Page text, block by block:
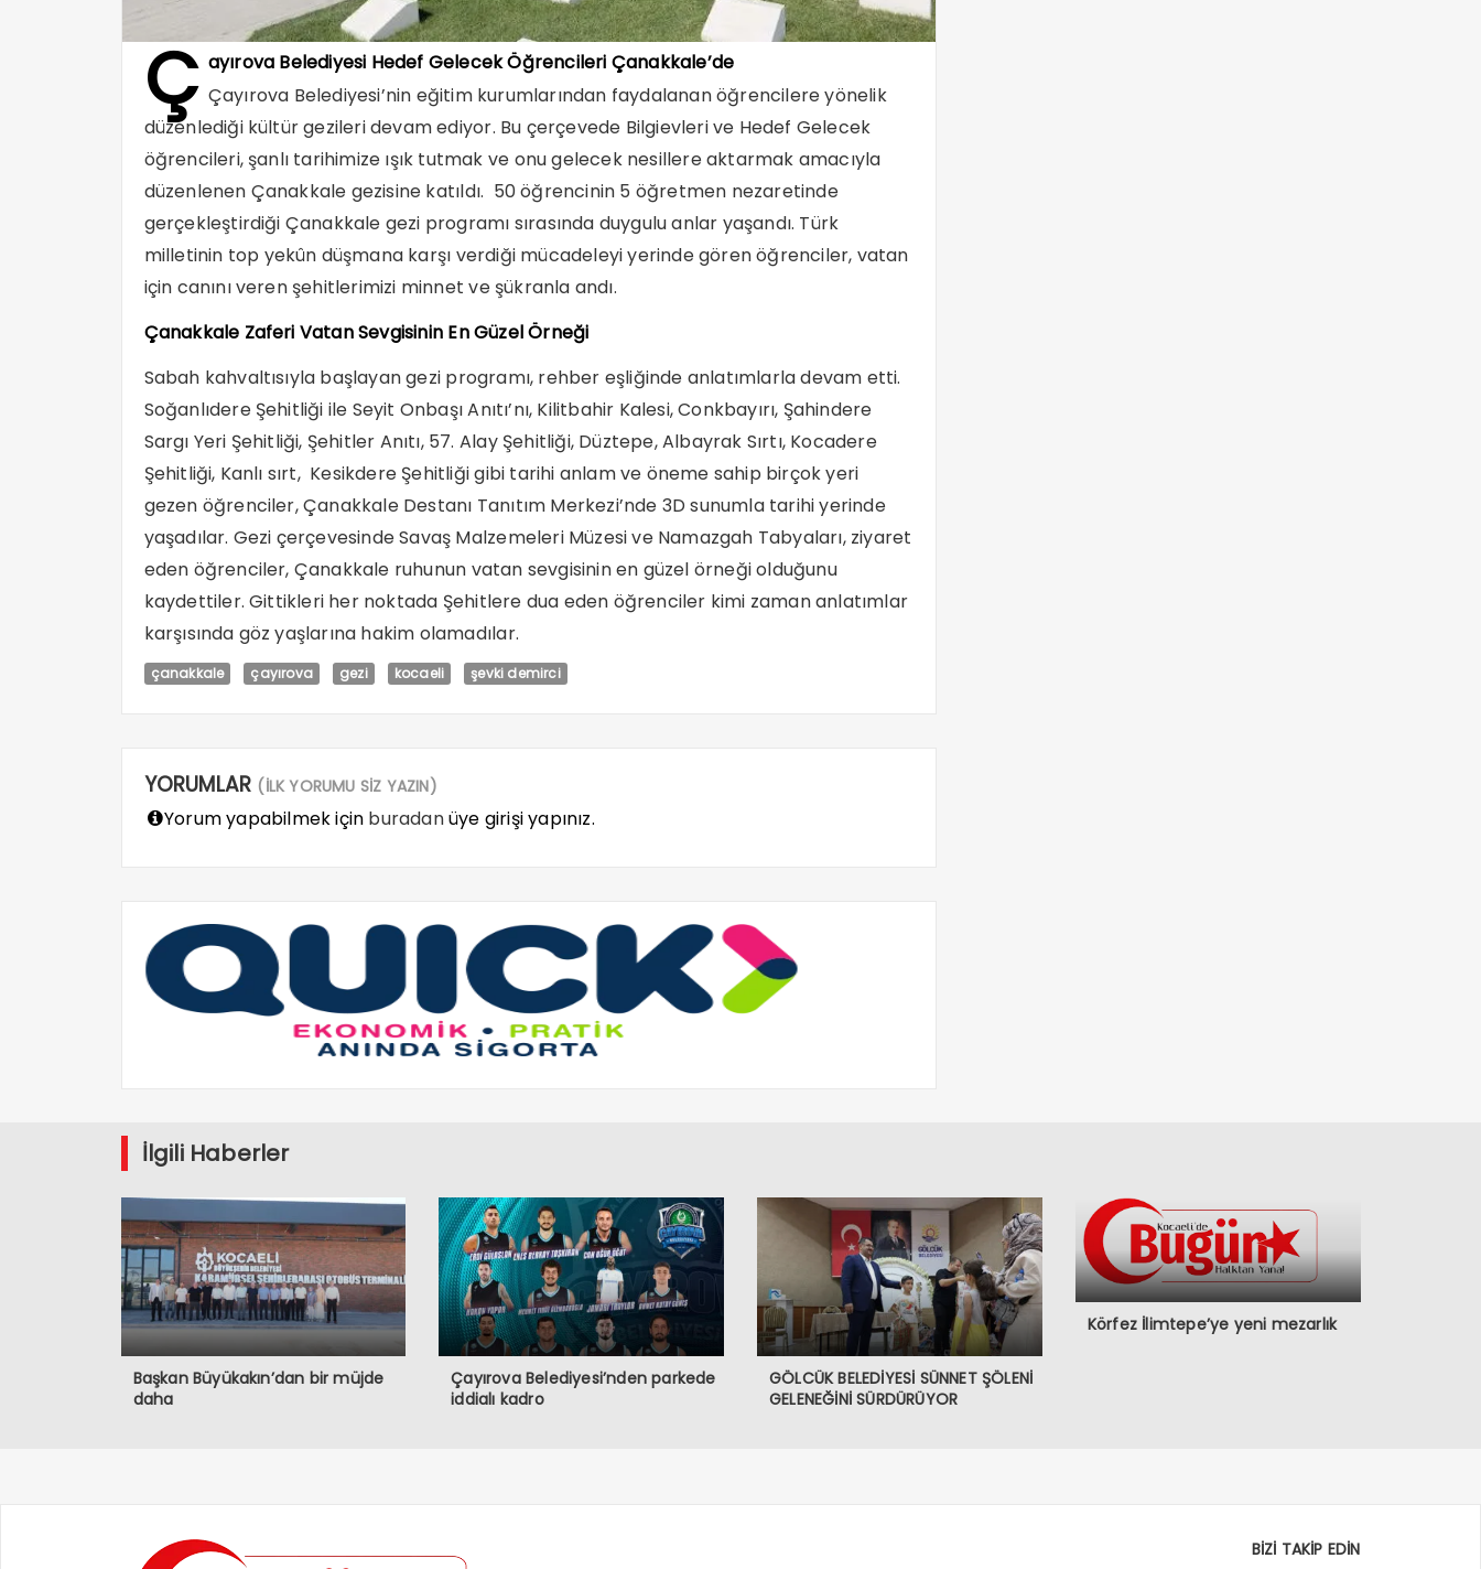
Ç ayırova Belediyesi Hedef Gelecek Öğrencileri Çanakkale’de
Çayırova Belediyesi’nin eğitim kurumlarından faydalanan öğrencilere yönelik
düzenlediği kültür gezileri devam ediyor. Bu çerçevede Bilgievleri ve Hedef Gelecek
öğrencileri, şanlı tarihimize ışık tutmak ve onu gelecek nesillere aktarmak amacıyla
düzenlenen Çanakkale gezisine katıldı. 50 öğrencinin 5 öğretmen nezaretinde
gerçekleştirdiği Çanakkale gezi programı sırasında duygulu anlar yaşandı. Türk
milletinin top yekûn düşmana karşı verdiği mücadeleyi yerinde gören öğrenciler, vatan
için canını veren şehitlerimizi minnet ve şükranla andı.
Çanakkale Zaferi Vatan Sevgisinin En Güzel Örneği
Sabah kahvaltısıyla başlayan gezi programı, rehber eşliğinde anlatımlarla devam etti.
Soğanlıdere Şehitliği ile Seyit Onbaşı Anıtı’nı, Kilitbahir Kalesi, Conkbayırı, Şahindere
Sargı Yeri Şehitliği, Şehitler Anıtı, 57. Alay Şehitliği, Düztepe, Albayrak Sırtı, Kocadere
Şehitliği, Kanlı sırt, Kesikdere Şehitliği gibi tarihi anlam ve öneme sahip birçok yeri
gezen öğrenciler, Çanakkale Destanı Tanıtım Merkezi’nde 3D sunumla tarihi yerinde
yaşadılar. Gezi çerçevesinde Savaş Malzemeleri Müzesi ve Namazgah Tabyaları, ziyaret
eden öğrenciler, Çanakkale ruhunun vatan sevgisinin en güzel örneği olduğunu
kaydettiler. Gittikleri her noktada Şehitlere dua eden öğrenciler kimi zaman anlatımlar
karşısında göz yaşlarına hakim olamadılar.
çanakkale çayırova gezi kocaeli şevki demirci
YORUMLAR (İLK YORUMU SİZ YAZIN)
Yorum yapabilmek için buradanüye girişi yapınız.
İlgili Haberler
Başkan Büyükakın’dan bir müjde
daha
Çayırova Belediyesi’nden parkede
iddialı kadro
GÖLCÜK BELEDİYESİ SÜNNET ŞÖLENİ
GELENEĞİNİ SÜRDÜRÜYOR
Körfez İlimtepe’ye yeni mezarlık
BİZİ TAKİP EDİN